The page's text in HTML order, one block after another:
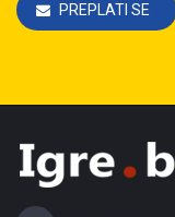
PREPLATI SE